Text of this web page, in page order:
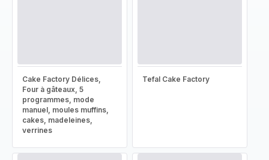
Cake Factory Délices,
Four à gâteaux, 5
programmes, mode
manuel, moules muffins,
cakes, madeleines,
verrines
Tefal Cake Factory